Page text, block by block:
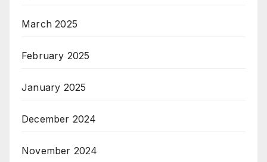
March 2025
February 2025
January 2025
December 2024
November 2024